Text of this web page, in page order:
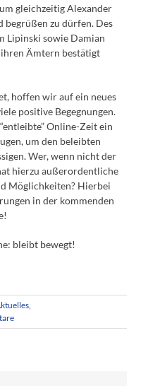
gleichzeitig Alexander
begrüßen zu dürfen. Des
Lipinski sowie Damian
Ämtern bestätigt
hoffen wir auf ein neues
positive Begegnungen.
Online-Zeit ein
um den beleibten
Wer, wenn nicht der
hierzu außerordentliche
Möglichkeiten? Hierbei
in der kommenden
bleibt bewegt!
,